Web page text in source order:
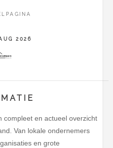
2026
compleet en actueel overzicht
Van lokale ondernemers
en grote